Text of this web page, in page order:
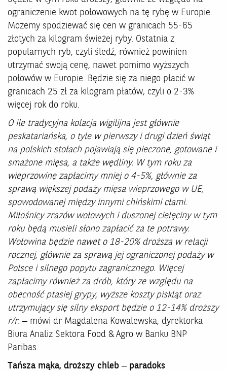
ograniczenie kwot połowowych na tę rybę w Europie.
Możemy spodziewać się cen w granicach 55-65
złotych za kilogram świeżej ryby. Ostatnia z
popularnych ryb, czyli śledź, również powinien
utrzymać swoją cenę, nawet pomimo wyższych
połowów w Europie. Będzie się za niego płacić w
granicach 25 zł za kilogram płatów, czyli o 2-3%
więcej rok do roku.
O ile tradycyjna kolacja wigilijna jest głównie
peskatariańska, o tyle w pierwszy i drugi dzień świąt
na polskich stołach pojawiają się pieczone, gotowane i
smażone mięsa, a także wędliny. W tym roku za
wieprzowinę zapłacimy mniej o 4-5%, głównie za
sprawą większej podaży mięsa wieprzowego w UE,
spowodowanej między innymi chińskimi cłami.
Miłośnicy zrazów wołowych i duszonej cielęciny w tym
roku będą musieli słono zapłacić za te potrawy.
Wołowina będzie nawet o 18-20% droższa w relacji
rocznej, głównie za sprawą jej ograniczonej podaży w
Polsce i silnego popytu zagranicznego. Więcej
zapłacimy również za drób, który ze względu na
obecność ptasiej grypy, wyższe koszty piskląt oraz
utrzymujący się silny eksport będzie o 12-14% droższy
r/r. – mówi dr Magdalena Kowalewska, dyrektorka
Biura Analiz Sektora Food & Agro w Banku BNP
Paribas.
Tańsza mąka, droższy chleb – paradoks